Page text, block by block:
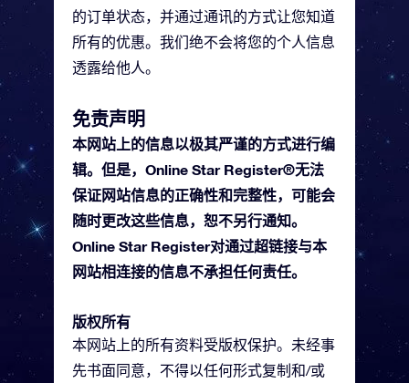
的订单状态，并通过通讯的方式让您知道
所有的优惠。我们绝不会将您的个人信息
透露给他人。
免责声明
本网站上的信息以极其严谨的方式进行编
辑。但是，Online Star Register®无法
保证网站信息的正确性和完整性，可能会
随时更改这些信息，恕不另行通知。
Online Star Register对通过超链接与本
网站相连接的信息不承担任何责任。
版权所有
本网站上的所有资料受版权保护。未经事
先书面同意，不得以任何形式复制和/或